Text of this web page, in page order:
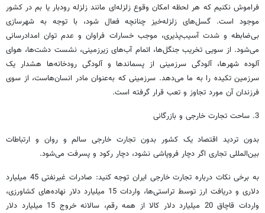
فراموش نکنیم که هر لحظه امکان وقوع زلزله‌ای ‌مانند زلزله رودبار یا بم در کشور
موجود است. گسل‌های زلزله‌خیز چنانچه فعال شود، با توجه به شهرسازی
بی‌ضابطه و شدت آسیب‌پذیری، موجب خسارات فراوان و عدم توان امدادرسانی
می‌شود. از سویی تخریب جنگل‌ها، اتمام آب‌های زیرزمینی، نشست دشت‌ها، هوای
آلوده شهرها، آلودگی سرزمینی از پسماندها و آلودگی رودخانه‌ها هشدار یک
سرزمین تکیده را به ما می‌دهد. سرزمینی که به‌عنوان مادر انسان‌هاست، از سوی
فرزندان آن مورد تجاوز و تعب قرار گرفته است.
3. ساحت تجارت خارجی و بازرگانی
بدون تردید اقتصاد یک کشور بدون تجارت خارجی سالم و روان و ارتباطات
بین‌المللی تجاری اگر دچار فروپاشی نشود، دچار رکود و پسرفت می‌شود.
به برخی نکات درباره تجارت خارجی ایران توجه کنید: صادرات غیرنفتی 45 میلیارد
دلاری و دریافت ارز توسط تراستی‌ها، واردات 15 میلیارد دلار نهاده‌های کشاورزی،
واردات قاچاق 20 میلیارد دلار کالا از همه رقم،‌ سالانه خروج 15 میلیارد دلار